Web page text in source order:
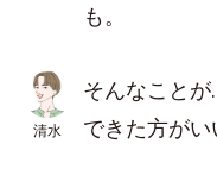
も。
清水
そんなこと
できた方がい